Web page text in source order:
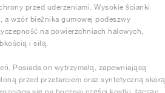
przed uderzeniami. Wysokie ścianki
wzór bieżnika gumowej podeszwy
na powierzchniach halowych,
i siłą.
Posiada on wytrzymałą, zapewniającą
przed przetarciem oraz syntetyczną skórą